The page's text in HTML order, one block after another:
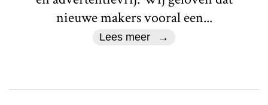
nieuwe makers vooral een...
Lees meer